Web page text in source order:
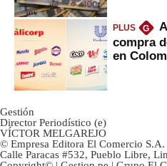
PLUS G
compra
en
Gestión
Director Periodístico (e)
VÍCTOR MELGAREJO
© Empresa Editora El Comercio S.A.
Calle Paracas #532, Pueblo Libre,